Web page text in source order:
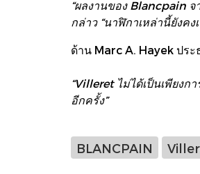
“ผลงานของ Blancpain
กล่าว “นาฬิกาเหล่านี้ยังค
ด้าน Marc A. Hayek ปร
“Villeret ไม่ได้เป็นเพียง
อีกครั้ง”
BLANCPAIN